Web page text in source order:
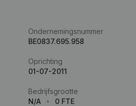
Ondernemingsnummer
BE0837.695.958
Oprichting
01-07-2011
Bedrijfsgrootte
N/A
0 FTE